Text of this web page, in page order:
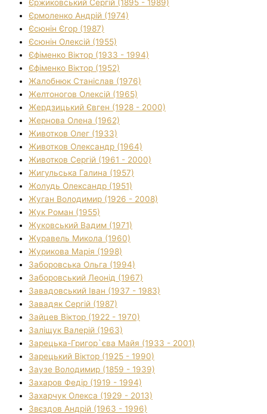
Єржиковський Сергій (1895 - 1989)
Єрмоленко Андрій (1974)
Єсюнін Єгор (1987)
Єсюнін Олексій (1955)
Єфіменко Віктор (1933 - 1994)
Єфіменко Віктор (1952)
Жалобнюк Станіслав (1976)
Желтоногов Олексій (1965)
Жердзицький Євген (1928 - 2000)
Жернова Олена (1962)
Животков Олег (1933)
Животков Олександр (1964)
Животков Сергій (1961 - 2000)
Жигульська Галина (1957)
Жолудь Олександр (1951)
Жуган Володимир (1926 - 2008)
Жук Роман (1955)
Жуковський Вадим (1971)
Журавель Микола (1960)
Журикова Марія (1998)
Заборовська Ольга (1994)
Заборовський Леонід (1967)
Завадовський Іван (1937 - 1983)
Завадяк Сергій (1987)
Зайцев Віктор (1922 - 1970)
Заліщук Валерій (1963)
Зарецька-Григор`єва Майя (1933 - 2001)
Зарецький Віктор (1925 - 1990)
Заузе Володимир (1859 - 1939)
Захаров Федір (1919 - 1994)
Захарчук Олекса (1929 - 2013)
Звєздов Андрій (1963 - 1996)